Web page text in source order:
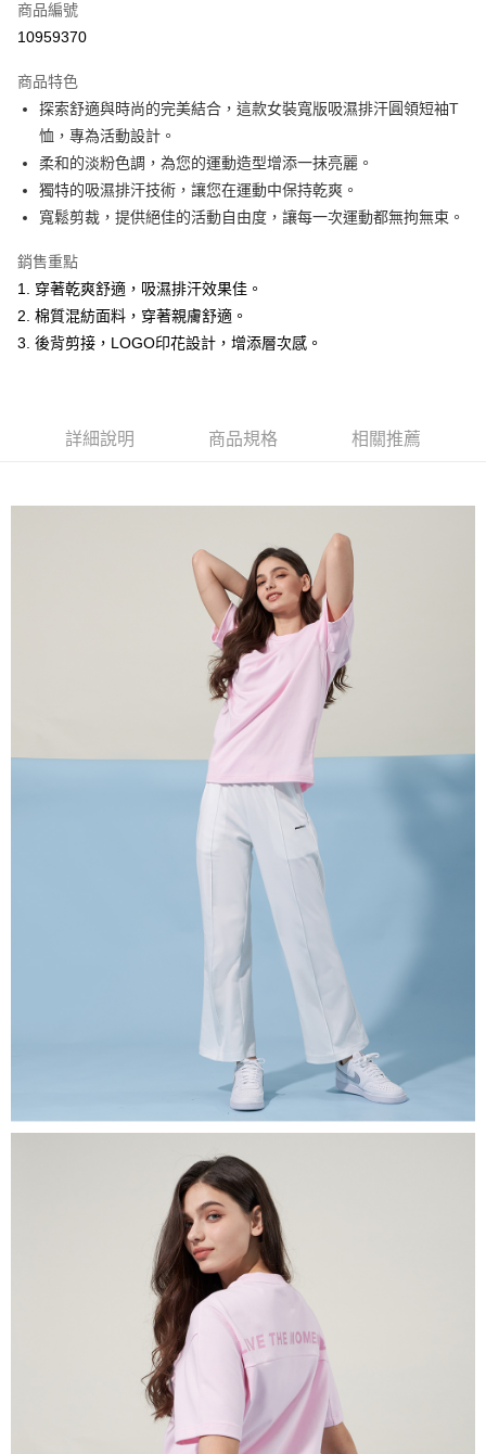
超商取貨付款
Apple Pay
悠遊付
ATM付款
全家取貨付款
每筆NT$60，滿NT$1,500(含以上)免運費
付款後全家取貨
每筆NT$60，滿NT$1,500(含以上)免運費
每筆NT$60，滿NT$1,500(含以上)免運費
每筆NT$60，滿NT$1,500(含以上)免運費
每筆NT$60，滿NT$1,500(含以上)免運費
每筆NT$90，滿NT$1,500(含以上)免運費
宅配(離島)
每筆NT$225，滿NT$1,500(含以上)免運費
商品編號
10959370
商品特色
探索舒適與時尚的完美結合，這款女裝寬版吸濕排汗圓領短袖T
恤，專為活動設計。
柔和的淡粉色調，為您的運動造型增添一抹亮麗。
獨特的吸濕排汗技術，讓您在運動中保持乾爽。
寬鬆剪裁，提供絕佳的活動自由度，讓每一次運動都無拘無束。
銷售重點
1. 穿著乾爽舒適，吸濕排汗效果佳。
2. 棉質混紡面料，穿著親膚舒適。
3. 後背剪接，LOGO印花設計，增添層次感。
詳細說明 商品規格 相關推薦